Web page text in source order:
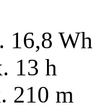
16,8 Wh
13 h
210 m